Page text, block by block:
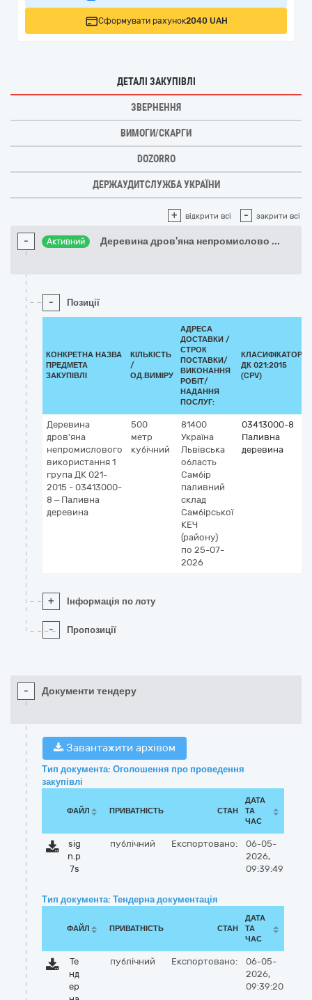
Сформувати рахунок2040 UAH
ДЕТАЛІ ЗАКУПІВЛІ
ЗВЕРНЕННЯ
ВИМОГИ/СКАРГИ
DOZORRO
ДЕРЖАУДИТСЛУЖБА УКРАЇНИ
+ відкрити всі - закрити всі
- Активний Деревина дров'яна непромислово ...
- Позиції
КОНКРЕТНА НАЗВА
ПРЕДМЕТА
ЗАКУПІВЛІ
КІЛЬКІСТЬ
/
ОД.ВИМІРУ
АДРЕСА
ДОСТАВКИ /
СТРОК
ПОСТАВКИ/
ВИКОНАННЯ
РОБІТ/
НАДАННЯ
ПОСЛУГ:
КЛАСИФІКАТОР
ДК 021:2015
(CPV)
Деревина
дров'яна
непромислового
використання 1
група ДК 021-
2015 - 03413000-
8 – Паливна
деревина
500
метр
кубічний
81400
Україна
Львівська
область
Самбір
паливний
склад
Самбірської
КЕЧ
(району)
по 25-07-
2026
03413000-8
Паливна
деревина
+ Інформація по лоту
- Пропозиції
- Документи тендеру
Завантажити архівом
Тип документа: Оголошення про проведення
закупівлі
ФАЙЛ ПРИВАТНІСТЬ СТАН
ДАТА
ТА
ЧАС
sig
n.p
7s
публічний Експортовано:
06-05-
2026,
09:39:49
Тип документа: Тендерна документація
ФАЙЛ ПРИВАТНІСТЬ СТАН
ДАТА
ТА
ЧАС
Те
нд
ер
публічний Експортовано:
06-05-
2026,
09:39:20